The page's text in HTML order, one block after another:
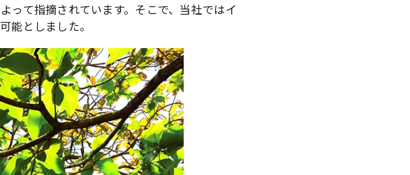
って指摘されています。そこで、当社ではイ
能としました。